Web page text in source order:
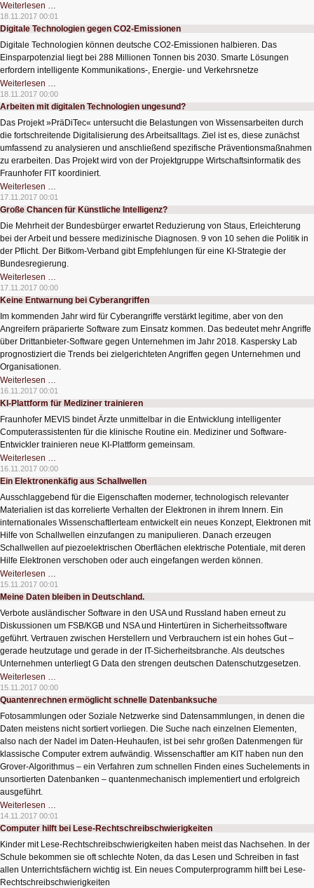
Weiterlesen …
APT
analysiert
18.11.2017 00:01
Digitale Technologien gegen CO2-Emissionen
Digitale Technologien können deutsche CO2-Emissionen halbieren. Das
Einsparpotenzial liegt bei 288 Millionen Tonnen bis 2030. Smarte Lösungen
erfordern intelligente Kommunikations-, Energie- und Verkehrsnetze
Weiterlesen …
Technologien
gegen
CO2-
18.11.2017 00:00
Arbeiten mit digitalen Technologien ungesund?
Das Projekt »PräDiTec« untersucht die Belastungen von Wissensarbeiten durch
die fortschreitende Digitalisierung des Arbeitsalltags. Ziel ist es, diese zunächst
umfassend zu analysieren und anschließend spezifische Präventionsmaßnahmen
zu erarbeiten. Das Projekt wird von der Projektgruppe Wirtschaftsinformatik des
Fraunhofer FIT koordiniert.
Weiterlesen …
mit
digitalen
Technologien
17.11.2017 00:01
Große Chancen für Künstliche Intelligenz?
Die Mehrheit der Bundesbürger erwartet Reduzierung von Staus, Erleichterung
bei der Arbeit und bessere medizinische Diagnosen. 9 von 10 sehen die Politik in
der Pflicht. Der Bitkom-Verband gibt Empfehlungen für eine KI-Strategie der
Bundesregierung.
Weiterlesen …
Chancen
für
Künstliche
17.11.2017 00:00
Keine Entwarnung bei Cyberangriffen
Im kommenden Jahr wird für Cyberangriffe verstärkt legitime, aber von den
Angreifern präparierte Software zum Einsatz kommen. Das bedeutet mehr Angriffe
über Drittanbieter-Software gegen Unternehmen im Jahr 2018. Kaspersky Lab
prognostiziert die Trends bei zielgerichteten Angriffen gegen Unternehmen und
Organisationen.
Weiterlesen …
Entwarnung
bei
Cyberangriffen
16.11.2017 00:01
KI-Plattform für Mediziner trainieren
Fraunhofer MEVIS bindet Ärzte unmittelbar in die Entwicklung intelligenter
Computerassistenten für die klinische Routine ein. Mediziner und Software-
Entwickler trainieren neue KI-Plattform gemeinsam.
Weiterlesen …
Plattform
für
Mediziner
16.11.2017 00:00
Ein Elektronenkäfig aus Schallwellen
Ausschlaggebend für die Eigenschaften moderner, technologisch relevanter
Materialien ist das korrelierte Verhalten der Elektronen in ihrem Innern. Ein
internationales Wissenschaftlerteam entwickelt ein neues Konzept, Elektronen mit
Hilfe von Schallwellen einzufangen zu manipulieren. Danach erzeugen
Schallwellen auf piezoelektrischen Oberflächen elektrische Potentiale, mit deren
Hilfe Elektronen verschoben oder auch eingefangen werden können.
Weiterlesen …
Elektronenkäfig
aus
Schallwellen
15.11.2017 00:01
Meine Daten bleiben in Deutschland.
Verbote ausländischer Software in den USA und Russland haben erneut zu
Diskussionen um FSB/KGB und NSA und Hintertüren in Sicherheitssoftware
geführt. Vertrauen zwischen Herstellern und Verbrauchern ist ein hohes Gut –
gerade heutzutage und gerade in der IT-Sicherheitsbranche. Als deutsches
Unternehmen unterliegt G Data den strengen deutschen Datenschutzgesetzen.
Weiterlesen …
Daten
bleiben
in
15.11.2017 00:00
Quantenrechnen ermöglicht schnelle Datenbanksuche
Fotosammlungen oder Soziale Netzwerke sind Datensammlungen, in denen die
Daten meistens nicht sortiert vorliegen. Die Suche nach einzelnen Elementen,
also nach der Nadel im Daten-Heuhaufen, ist bei sehr großen Datenmengen für
klassische Computer extrem aufwändig. Wissenschaftler am KIT haben nun den
Grover-Algorithmus – ein Verfahren zum schnellen Finden eines Suchelements in
unsortierten Datenbanken – quantenmechanisch implementiert und erfolgreich
ausgeführt.
Weiterlesen …
ermöglicht
schnelle
Datenbanksuche
14.11.2017 00:01
Computer hilft bei Lese-Rechtschreibschwierigkeiten
Kinder mit Lese-Rechtschreibschwierigkeiten haben meist das Nachsehen. In der
Schule bekommen sie oft schlechte Noten, da das Lesen und Schreiben in fast
allen Unterrichtsfächern wichtig ist. Ein neues Computerprogramm hilft bei Lese-
Rechtschreibschwierigkeiten